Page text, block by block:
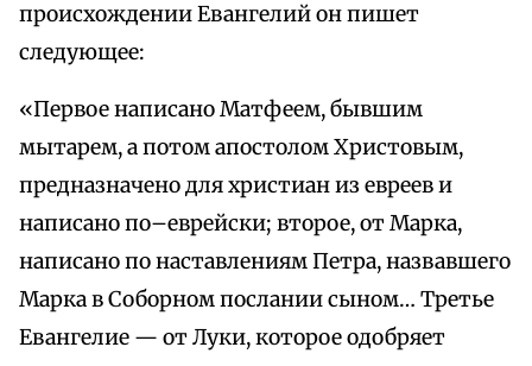
происхождении Евангелий он пишет
следующее:
«Первое написано Матфеем, бывшим
мытарем, а потом апостолом Христовым,
предназначено для христиан из евреев и
написано по–еврейски; второе, от Марка,
написано по наставлениям Петра, назвавшего
Марка в Соборном послании сыном… Третье
Евангелие — от Луки, которое одобряет